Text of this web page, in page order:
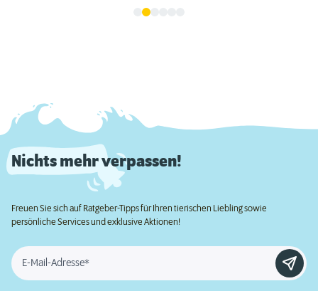
Nichts mehr verpassen!
Freuen Sie sich auf Ratgeber-Tipps für Ihren tierischen Liebling sowie
persönliche Services und exklusive Aktionen!
E-Mail-Adresse*